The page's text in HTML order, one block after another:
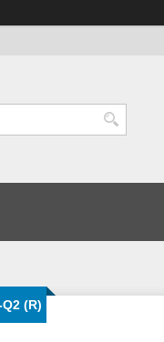
(R)